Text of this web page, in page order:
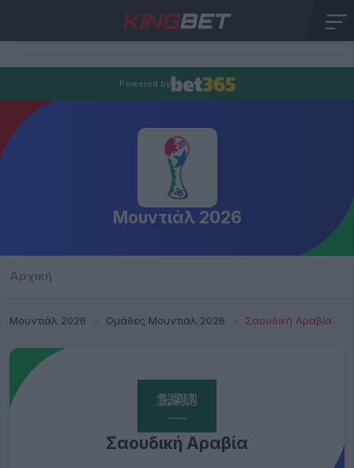
Powered by
Μουντιάλ 2026
Αρχική
Μουντιάλ 2026 Ομάδες Μουντιάλ 2026 Σαουδική Αραβία
Σαουδική Αραβία